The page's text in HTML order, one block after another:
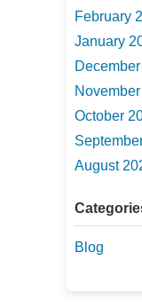
February
January
October
August
Blog